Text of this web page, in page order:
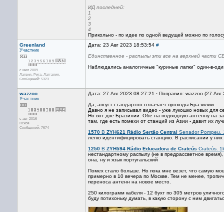
ИД последней:
1
2
3
4
Прикольно - по идее по одной ведущей можно по
Greenland
Участник
с июл 2009
Латвия, Рига. Латгалия.
Сообщений: 5323
Дата: 23 Авг 2023 18:53:54 #
Единственное - распылы эти все на верхней части
Наблюдались аналогичные "куриные лапки" один-в-
wazzoo
Участник
с авг 2016
Псков
Сообщений: 7674
Дата: 27 Авг 2023 08:27:21 · Поправил: wazzoo (27
Да, август стандартно означает проходы Бразилии.
Давно я не записывал видео - уже лукошко новых для
Но вот две Бразилии. Обе на подводную антенну на
там, где есть помехи от станций из Азии - давит их
1570 B ZYH621 Rádio Sertão Central Senador Pompeu.
легко идентифицировать станцию. В расписании у них
1250 B ZYH594 Rádio Educadora de Crateús Crateús.
нестандартному распылу (не в предрассветное
она, ну и язык португальский
Помех стало больше. Но пока мне везет, что самую
примерно в 10 вечера по Москве. Тем не менее,
переноса антенн на новое место.
250 килограмм кабеля - 12 бухт по 305 метров
буду потихоньку думать, в какую сторону с ним